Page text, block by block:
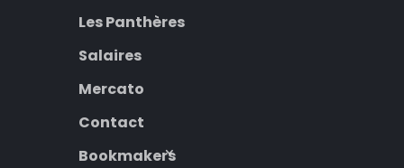
Les Panthères
Salaires
Mercato
Contact
Bookmakers